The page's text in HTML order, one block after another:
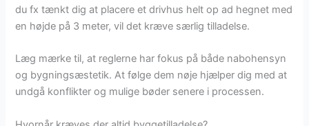
du fx tænkt dig at placere et drivhus helt op ad hegnet med
en højde på 3 meter, vil det kræve særlig tilladelse.
Læg mærke til, at reglerne har fokus på både nabohensyn
og bygningsæstetik. At følge dem nøje hjælper dig med at
undgå konflikter og mulige bøder senere i processen.